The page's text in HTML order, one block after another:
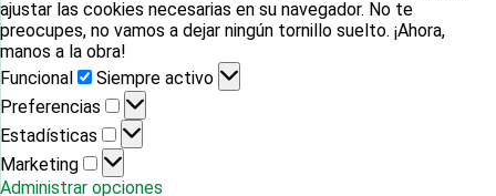
ajustar las cookies necesarias en su navegador. No te
preocupes, no vamos a dejar ningún tornillo suelto. ¡Ahora,
manos a la obra!
Funcional
Funcional
Siempre activo
Preferencias
Preferencias
Estadísticas
Estadísticas
Marketing
Marketing
Administrar opciones